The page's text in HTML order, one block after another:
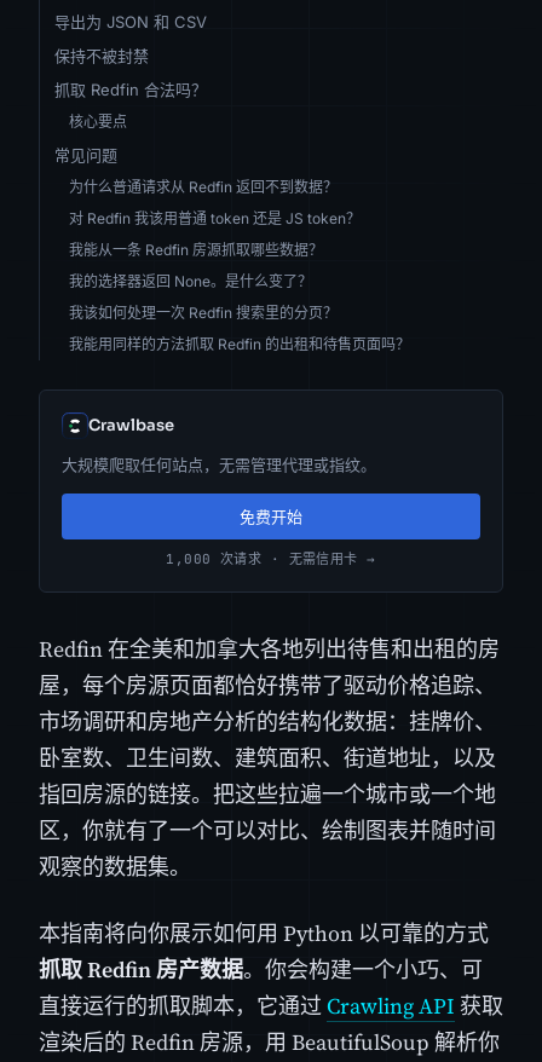
导出为 JSON 和 CSV
保持不被封禁
抓取 Redfin 合法吗？
核心要点
常见问题
为什么普通请求从 Redfin 返回不到数据？
对 Redfin 我该用普通 token 还是 JS token？
我能从一条 Redfin 房源抓取哪些数据？
我的选择器返回 None。是什么变了？
我该如何处理一次 Redfin 搜索里的分页？
我能用同样的方法抓取 Redfin 的出租和待售页面吗？
Crawlbase
大规模爬取任何站点，无需管理代理或指纹。
免费开始
1,000 次请求 · 无需信用卡 →
Redfin 在全美和加拿大各地列出待售和出租的房
屋，每个房源页面都恰好携带了驱动价格追踪、
市场调研和房地产分析的结构化数据：挂牌价、
卧室数、卫生间数、建筑面积、街道地址，以及
指回房源的链接。把这些拉遍一个城市或一个地
区，你就有了一个可以对比、绘制图表并随时间
观察的数据集。
本指南将向你展示如何用 Python 以可靠的方式
抓取 Redfin 房产数据。你会构建一个小巧、可
直接运行的抓取脚本，它通过Crawling API 获取
渲染后的 Redfin 房源，用 BeautifulSoup 解析你